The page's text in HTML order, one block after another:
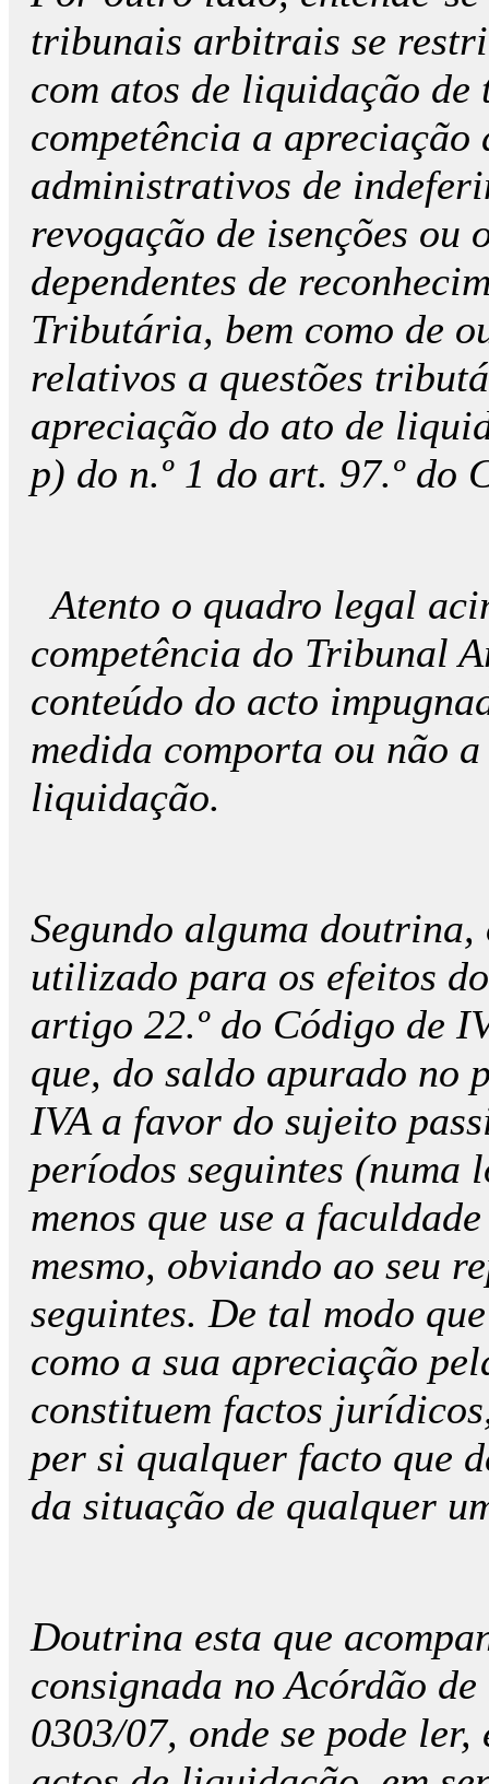
tribunais arbitrais se
com atos de liquidação
competência a
administrativos de
revogação de isenções ou
dependentes de
Tributária, bem como de
relativos a questões
apreciação do ato de
p) do n.º 1 do art. 97.º do
Atento o quadro legal
competência do Tribunal
conteúdo do acto
medida comporta ou não
liquidação.
Segundo alguma
utilizado para os efeitos
artigo 22.º do Código de
que, do saldo apurado no
IVA a favor do sujeito
períodos seguintes (numa
menos que use a
mesmo, obviando ao seu
seguintes. De tal modo
como a sua apreciação
constituem factos
per si qualquer facto que
da situação de qualquer
Doutrina esta que
consignada no Acórdão
0303/07, onde se pode